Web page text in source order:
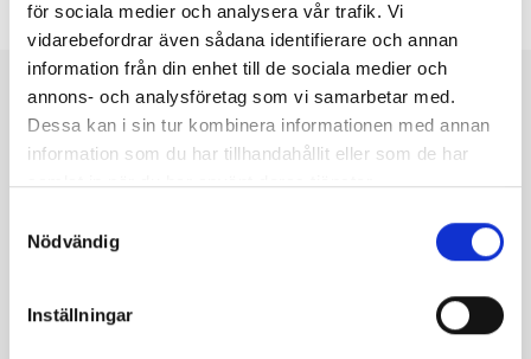
för sociala medier och analysera vår trafik. Vi
vidarebefordrar även sådana identifierare och annan
information från din enhet till de sociala medier och
annons- och analysföretag som vi samarbetar med.
Dessa kan i sin tur kombinera informationen med annan
information som du har tillhandahållit eller som de har
samlat in när du har använt deras tjänster.
Nödvändig
Inställningar
Featured products
Utsåld Utsåld Het Utsåld Het